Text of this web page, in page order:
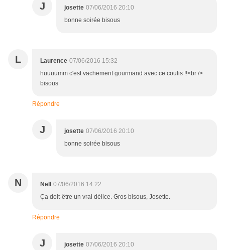
J josette 07/06/2016 20:10
bonne soirée bisous
L Laurence 07/06/2016 15:32
huuuumm c'est vachement gourmand avec ce coulis !!<br />
bisous
Répondre
J josette 07/06/2016 20:10
bonne soirée bisous
N Nell
07/06/2016 14:22
Ça doit-être un vrai délice. Gros bisous, Josette.
Répondre
J josette 07/06/2016 20:10